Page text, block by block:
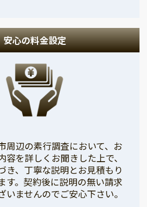
安心の料金設定
周辺の素行調査において、お
容を詳しくお聞きした上で、
き、丁寧な説明とお見積もり
す。契約後に説明の無い請求
いませんのでご安心下さい。